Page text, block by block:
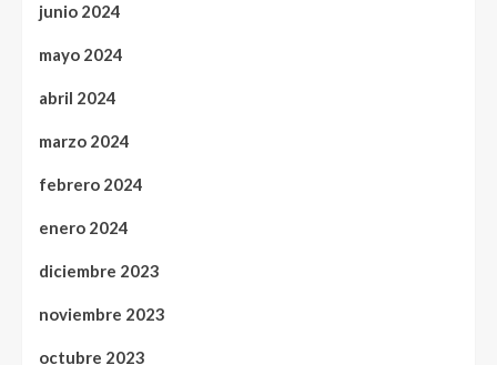
junio 2024
mayo 2024
abril 2024
marzo 2024
febrero 2024
enero 2024
diciembre 2023
noviembre 2023
octubre 2023